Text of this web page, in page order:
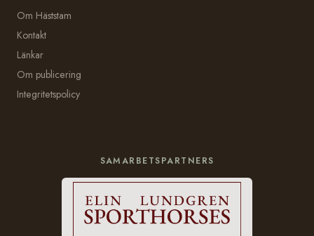
Om Häststam
Kontakt
Länkar
Om publicering
Integritetspolicy
SAMARBETSPARTNERS